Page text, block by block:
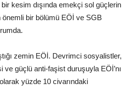
kesim dışında emekçi sol güçlerin
bir bölümü EÖİ ve SGB
zemin EÖİ. Devrimci sosyalistler,
ve güçlü anti-faşist duruşuyla EÖİ’nı
yüzde 10 civarındaki